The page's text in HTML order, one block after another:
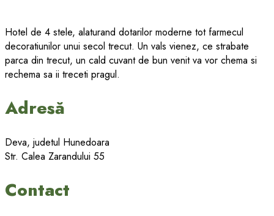
Hotel de 4 stele, alaturand dotarilor moderne tot farmecul
decoratiunilor unui secol trecut. Un vals vienez, ce strabate
parca din trecut, un cald cuvant de bun venit va vor chema si
rechema sa ii treceti pragul.
Adresă
Deva, judetul Hunedoara
Str. Calea Zarandului 55
Contact